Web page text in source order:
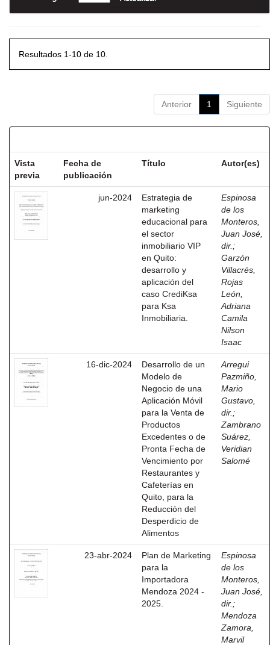
Resultados 1-10 de 10.
Anterior 1 Siguiente
Vista
previa
Fecha de
publicación
Título Autor(es)
jun-2024
Estrategia de
marketing
educacional para
el sector
inmobiliario VIP
en Quito:
desarrollo y
aplicación del
caso CrediKsa
para Ksa
Inmobiliaria.
Espinosa
de los
Monteros,
Juan José,
dir. ;
Garzón
Villacrés,
Rojas
León,
Adriana
Camila
Nilson
Isaac
16-dic-2024
Desarrollo de un
Modelo de
Negocio de una
Aplicación Móvil
para la Venta de
Productos
Excedentes o de
Pronta Fecha de
Vencimiento por
Restaurantes y
Cafeterías en
Quito, para la
Reducción del
Desperdicio de
Alimentos
Arregui
Pazmiño,
Mario
Gustavo,
dir. ;
Zambrano
Suárez,
Veridian
Salomé
23-abr-2024
Plan de Marketing
para la
Importadora
Mendoza 2024 -
2025.
Espinosa
de los
Monteros,
Juan José,
dir. ;
Mendoza
Zamora,
Marvil